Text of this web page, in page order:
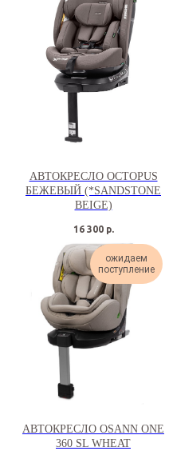
АВТОКРЕСЛО OCTOPUS
БЕЖЕВЫЙ (*SANDSTONE
BEIGE)
16 300 р.
ожидаем
поступление
АВТОКРЕСЛО OSANN ONE
360 SL WHEAT